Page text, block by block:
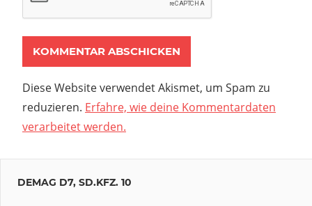
Diese Website verwendet Akismet, um Spam zu
reduzieren. Erfahre, wie deine Kommentardaten
verarbeitet werden.
DEMAG D7, SD.KFZ. 10